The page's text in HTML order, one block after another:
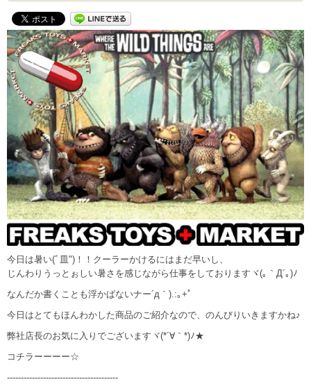
今日は暑い(ﾞ皿")！！クーラーかけるにはまだ早いし、
じんわりうっとぉしい暑さを感じながら仕事をしておりますヾ(｡｀Д´｡)ﾉ
なんだか書くことも浮かばないナー´д｀).:｡+ﾟ
今日はとてもほんわかした商品のご紹介なので、のんびりいきますかね♪
弊社店長のお気に入りでございますヾ(*´∀｀*)ﾉ★
コチラーーーー☆
----------------------------------------